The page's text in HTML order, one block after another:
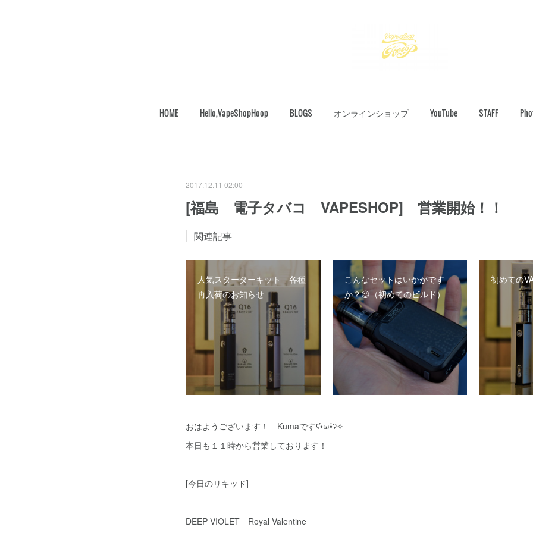
HOME Hello,VapeShopHoop BLOGS オンラインショップ YouTube STAFF
2017.12.11 02:00
[福島 電子タバコ VAPESHOP] 営業開始！！
関連記事
人気スターターキット 各種
再入荷のお知らせ
こんなセットはいかがです
か？😉（初めてのビルド）
初めての
おはようございます！ Kumaですʕ•̀ω•́ʔ✧
本日も１１時から営業しております！
[今日のリキッド]
DEEP VIOLET Royal Valentine